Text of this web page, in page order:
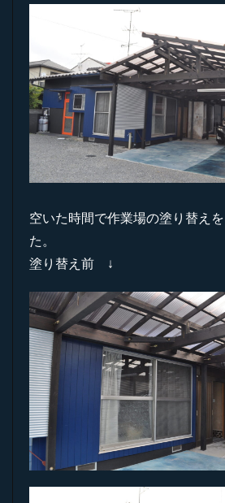
空いた時間で作業場の塗り替え
た。
塗り替え前 ↓